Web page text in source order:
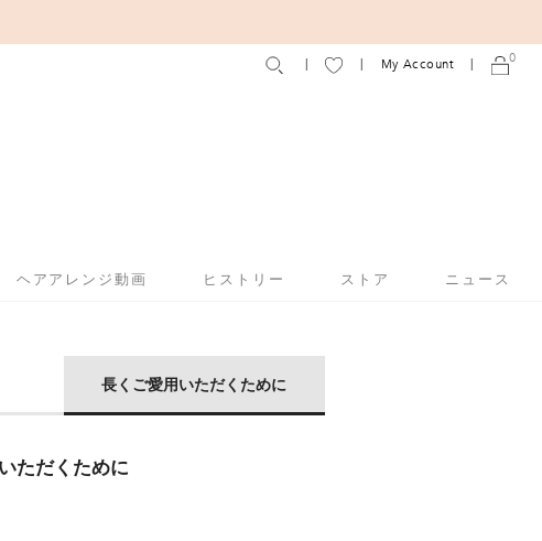
ヘアアレンジ動画 ヒストリー ストア ニュース
My Account 0
長くご愛用いただくために
ただくために